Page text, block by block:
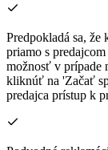
Predpokladá sa,
priamo s
možnosť v prípade
kliknúť na 'Začať
predajca prístup k